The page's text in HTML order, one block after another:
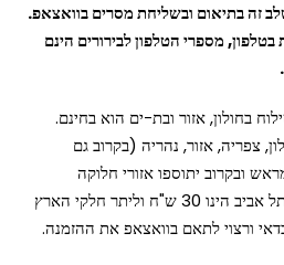
זה בתיאום ובשליחת מסרים בוואצאפ.
בטלפון, מספרי הטלפון לבירורים הינם
בחולון, אזור ובת-ים הוא בחינם.
צפריה, אזור, נהריה (בקרוב גם
ובקרוב יתוספו אזורי חלוקה
נוספים, מחיר השילוח במחוז תל אביב הינו 30 ש"ח וליתר חלקי הארץ